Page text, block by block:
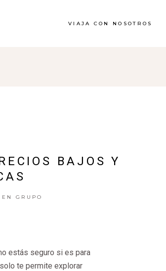
VIAJA CON NOSOTROS
BAJOS Y
GRUPO
estás seguro si es para
te permite explorar